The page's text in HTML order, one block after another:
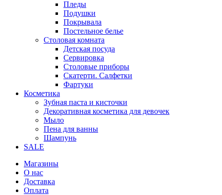
Пледы
Подушки
Покрывала
Постельное белье
Столовая комната
Детская посуда
Сервировка
Столовые приборы
Скатерти. Салфетки
Фартуки
Косметика
Зубная паста и кисточки
Декоративная косметика для девочек
Мыло
Пена для ванны
Шампунь
SALE
Магазины
О нас
Доставка
Оплата